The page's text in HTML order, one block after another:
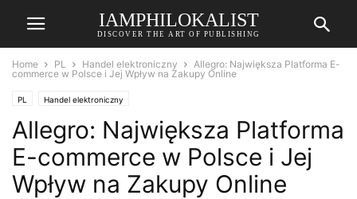
IAMPHILOKALIST
DISCOVER THE ART OF PUBLISHING
Home PL Handel elektroniczny
Allegro: Największa Platforma E-
commerce w Polsce i Jej Wpływ na Zakupy Online
PL Handel elektroniczny
Allegro: Największa Platforma
E-commerce w Polsce i Jej
Wpływ na Zakupy Online